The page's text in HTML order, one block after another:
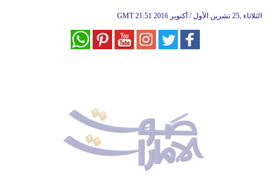
GMT 21:51 2016 الثلاثاء ,25 تشرين الأول / أكتوبر